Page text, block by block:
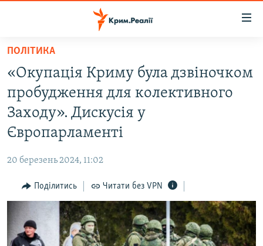
Перейти
основного
матеріалу
Перейти
до
основної
Перейти
пошуку
ВОДА.КРИМ
ВІДЕО ТА ФОТО
ПОЛІТИКА
ПОГЛЯД
ІНТЕРВ'Ю
ВСЕ ЗА ДЕНЬ
СПЕЦПРОЕКТИ
ПОЛІТИКА
«Окупація Криму була дзвіночком
пробудження для колективного
Заходу». Дискусія у
Європарламенті
20 березень 2024, 11:02
Поділитись Читати без VPN